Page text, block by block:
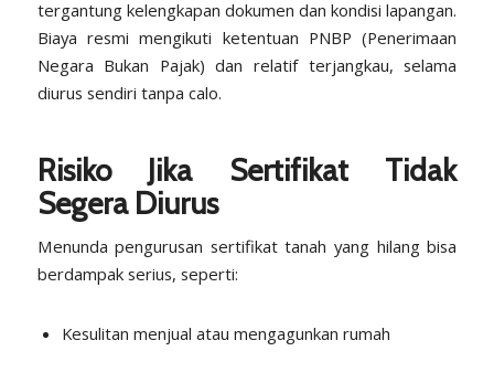
tergantung kelengkapan dokumen dan kondisi lapangan.
Biaya resmi mengikuti ketentuan PNBP (Penerimaan
Negara Bukan Pajak) dan relatif terjangkau, selama
diurus sendiri tanpa calo.
Risiko Jika Sertifikat Tidak
Segera Diurus
Menunda pengurusan sertifikat tanah yang hilang bisa
berdampak serius, seperti:
Kesulitan menjual atau mengagunkan rumah